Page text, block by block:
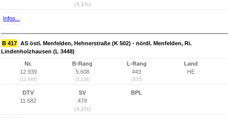
(4,1%)
Infos...
B 417 AS östl. Menfelden, Hehnerstraße (K 502) - nördl. Menfelden, Ri.
Lindenholzhausen (L 3448)
Nr.
12.939
(12.948)
B-Rang
5.608
(3.234)
L-Rang
443
(430)
Land
HE
DTV
11.682
SV
479
(4,1%)
BPL